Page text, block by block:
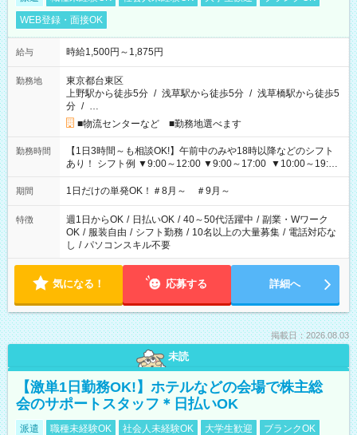
WEB登録・面接OK
給与 時給1,500円～1,875円
勤務地
東京都台東区
上野駅から徒歩5分 / 浅草駅から徒歩5分 / 浅草橋駅から徒歩5
分 / …
■物流センターなど ■勤務地選べます
勤務時間
【1日3時間～も相談OK!】午前中のみや18時以降などのシフト
あり！ シフト例 ▼9:00～12:00 ▼9:00～17:00 ▼10:00～19:00
▼18:00～21:00
期間 1日だけの単発OK！＃8月～ ＃9月～
特徴 週1日からOK / 日払いOK / 40～50代活躍中 / 副業・Wワーク
OK / 服装自由 / シフト勤務 / 10名以上の大量募集 / 電話対応な
し / パソコンスキル不要
気になる！ 応募する 詳細へ
掲載日：2026.08.03
未読
【激単1日勤務OK!】ホテルなどの会場で株主総
会のサポートスタッフ＊日払いOK
派遣 職種未経験OK 社会人未経験OK 大学生歓迎
ブランクOK